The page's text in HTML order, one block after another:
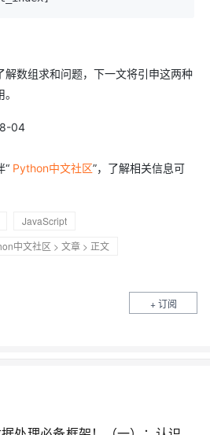
解数组求和问题，下一文将引申这两种
04
“ Python中文社区”，了解相关信息可
JavaScript
中文社区 > 文章 > 正文
+ 订阅